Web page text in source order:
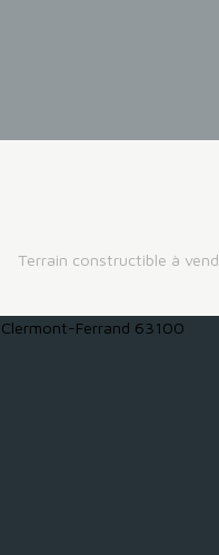
Terrain constructible à